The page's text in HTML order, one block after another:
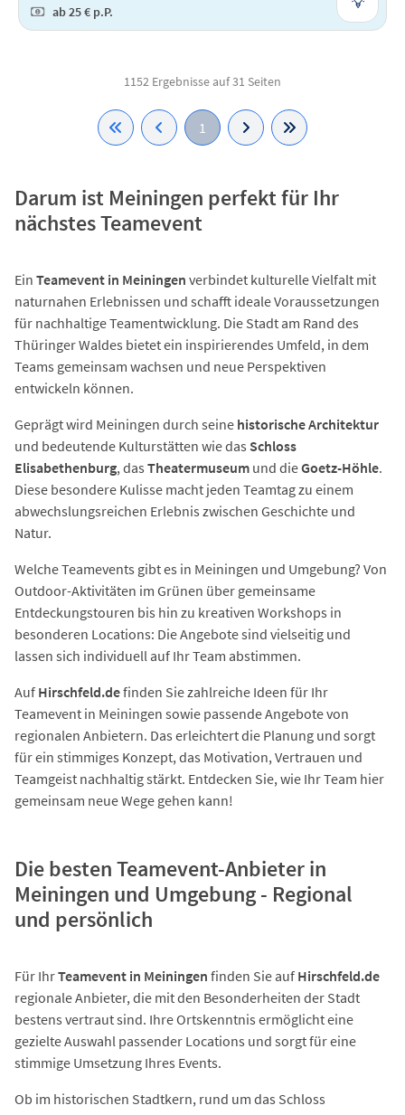
ab25 € p.P.
1152 Ergebnisse auf 31 Seiten
1
Darum ist Meiningen perfekt für Ihr
nächstes Teamevent
Ein Teamevent in Meiningen verbindet kulturelle Vielfalt mit
naturnahen Erlebnissen und schafft ideale Voraussetzungen
für nachhaltige Teamentwicklung. Die Stadt am Rand des
Thüringer Waldes bietet ein inspirierendes Umfeld, in dem
Teams gemeinsam wachsen und neue Perspektiven
entwickeln können.
Geprägt wird Meiningen durch seine historische Architektur
und bedeutende Kulturstätten wie das Schloss
Elisabethenburg, das Theatermuseum und dieGoetz-Höhle.
Diese besondere Kulisse macht jeden Teamtag zu einem
abwechslungsreichen Erlebnis zwischen Geschichte und
Natur.
Welche Teamevents gibt es in Meiningen und Umgebung? Von
Outdoor-Aktivitäten im Grünen über gemeinsame
Entdeckungstouren bis hin zu kreativen Workshops in
besonderen Locations: Die Angebote sind vielseitig und
lassen sich individuell auf Ihr Team abstimmen.
Auf Hirschfeld.definden Sie zahlreiche Ideen für Ihr
Teamevent in Meiningen sowie passende Angebote von
regionalen Anbietern. Das erleichtert die Planung und sorgt
für ein stimmiges Konzept, das Motivation, Vertrauen und
Teamgeist nachhaltig stärkt. Entdecken Sie, wie Ihr Team hier
gemeinsam neue Wege gehen kann!
Die besten Teamevent-Anbieter in
Meiningen und Umgebung - Regional
und persönlich
Für IhrTeamevent in Meiningen finden Sie auf Hirschfeld.de
regionale Anbieter, die mit den Besonderheiten der Stadt
bestens vertraut sind. Ihre Ortskenntnis ermöglicht eine
gezielte Auswahl passender Locations und sorgt für eine
stimmige Umsetzung Ihres Events.
Ob im historischen Stadtkern, rund um das Schloss